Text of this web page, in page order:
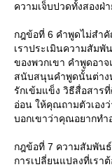
ความเจ็บปวดทั้งสองฝ่
กฎข้อที่ 6 คำพูดไม่สำคั
เราประเมินความสัมพั
ของพวกเขา คำพูดอา
สนับสนุนคำพูดนั้นต่าง
รักเข้มแข็ง วิธีสื่อสาร
อ่อน ให้คุณถามตัวเอง
บอกเขาว่าคุณอยากทำ
กฎข้อที่ 7 ความสัมพัน
การเปลี่ยนแปลงที่เรา